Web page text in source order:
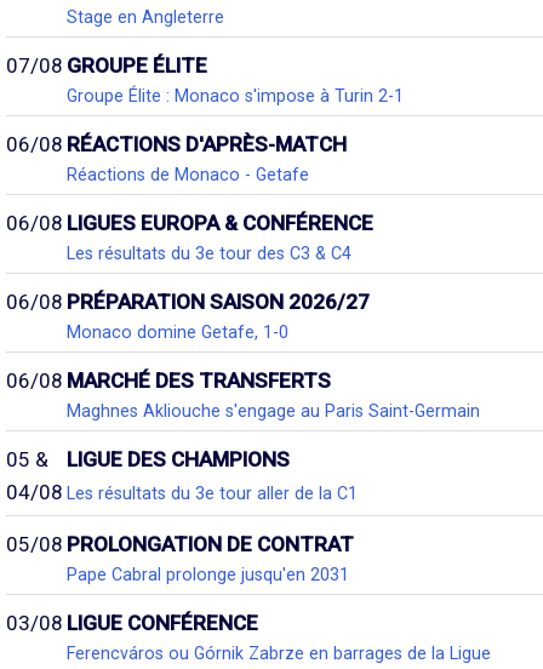
Stage en Angleterre
07/08 GROUPE ÉLITE
Groupe Élite : Monaco s'impose à Turin 2-1
06/08 RÉACTIONS D'APRÈS-MATCH
Réactions de Monaco - Getafe
06/08 LIGUES EUROPA & CONFÉRENCE
Les résultats du 3e tour des C3 & C4
06/08 PRÉPARATION SAISON 2026/27
Monaco domine Getafe, 1-0
06/08 MARCHÉ DES TRANSFERTS
Maghnes Akliouche s'engage au Paris Saint-Germain
05 &
04/08
LIGUE DES CHAMPIONS
Les résultats du 3e tour aller de la C1
05/08 PROLONGATION DE CONTRAT
Pape Cabral prolonge jusqu'en 2031
03/08 LIGUE CONFÉRENCE
Ferencváros ou Górnik Zabrze en barrages de la Ligue